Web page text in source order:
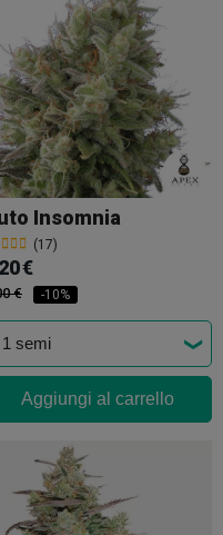
Insomnia
(17)
€
€ -10%
Aggiungi al carrello